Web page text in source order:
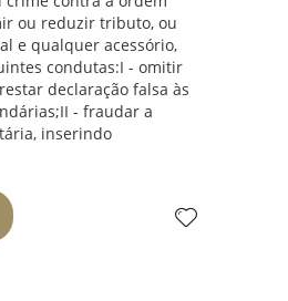
ou reduzir tributo, ou
e qualquer acessório,
condutas:I - omitir
declaração falsa às
- fraudar a
inserindo